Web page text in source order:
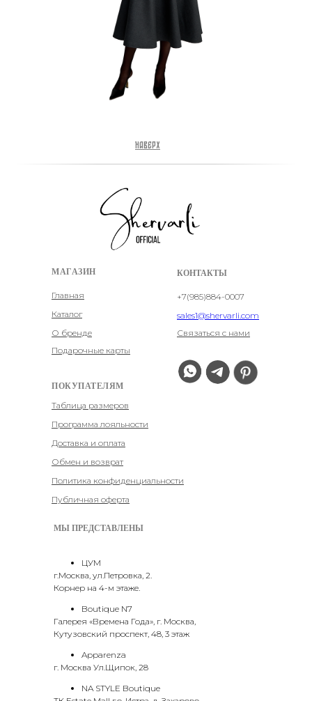
Наверх
Главная
Каталог
Связаться с нами
О бренде
Доставка и оплата
Обмен и возврат
МАГАЗИН
+7(985)884-0007
sales1@shervarli.com
ПОКУПАТЕЛЯМ
КОНТАКТЫ
Таблица размеров
Политика конфиденциальности
Публичная оферта
МЫ ПРЕДСТАВЛЕНЫ
ЦУМ
г.Москва, ул.Петровка, 2.
Корнер на 4-м этаже.
Boutique N7
Галерея «Времена Года», г. Москва,
Кутузовский проспект, 48, 3 этаж
Apparenza
г. Москва Ул.Щипок, 28
NA STYLE Boutique
Программа лояльности
Подарочные карты